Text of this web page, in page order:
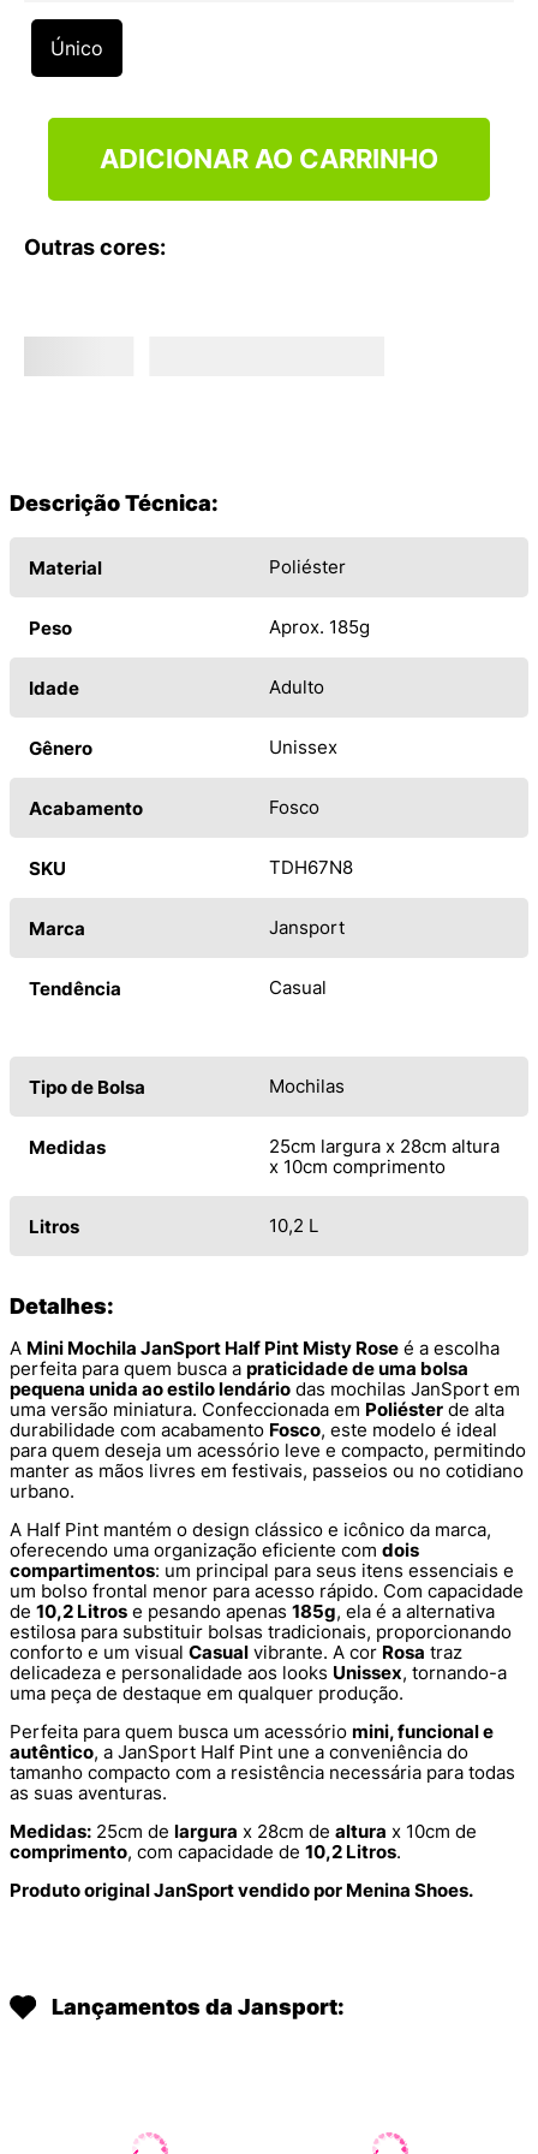
Único
ADICIONAR AO CARRINHO
Outras cores:
Descrição Técnica:
Material Poliéster
Peso Aprox. 185g
Idade Adulto
Gênero Unissex
Acabamento Fosco
SKU TDH67N8
Marca Jansport
Tendência Casual
Tipo de Bolsa Mochilas
Medidas
25cm largura x 28cm altura
x 10cm comprimento
Litros 10,2 L
Detalhes:
A Mini Mochila JanSport Half Pint Misty Rose é a escolha
perfeita para quem busca a praticidade de uma bolsa
pequena unida ao estilo lendário das mochilas JanSport em
uma versão miniatura. Confeccionada em Poliéster de alta
durabilidade com acabamento Fosco, este modelo é ideal
para quem deseja um acessório leve e compacto, permitindo
manter as mãos livres em festivais, passeios ou no cotidiano
urbano.
A Half Pint mantém o design clássico e icônico da marca,
oferecendo uma organização eficiente com dois
compartimentos: um principal para seus itens essenciais e
um bolso frontal menor para acesso rápido. Com capacidade
de 10,2 Litros e pesando apenas 185g, ela é a alternativa
estilosa para substituir bolsas tradicionais, proporcionando
conforto e um visual Casual vibrante. A cor Rosa traz
delicadeza e personalidade aos looks Unissex, tornando-a
uma peça de destaque em qualquer produção.
Perfeita para quem busca um acessório mini, funcional e
autêntico, a JanSport Half Pint une a conveniência do
tamanho compacto com a resistência necessária para todas
as suas aventuras.
Medidas: 25cm de largura x 28cm de altura x 10cm de
comprimento, com capacidade de 10,2 Litros.
Produto original JanSport vendido por Menina Shoes.
Lançamentos da Jansport:
10º NEW BALANCE 204L